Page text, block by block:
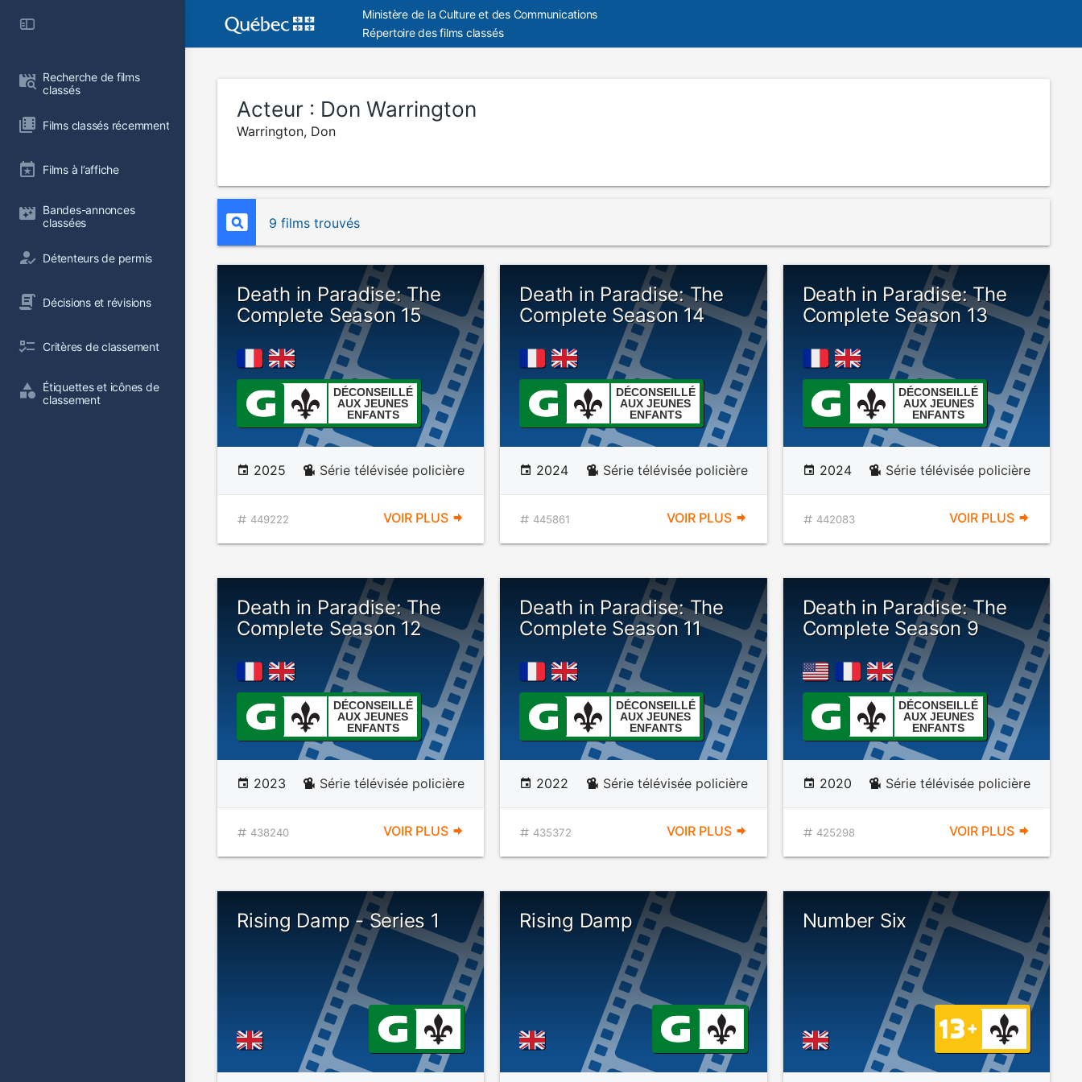
Recherche de films
classés
Films classés récemment
Films à l’affiche
Bandes-annonces
classées
Détenteurs de permis
Décisions et révisions
Critères de classement
Étiquettes et icônes de
classement
Ministère de la Culture et des Communications
Répertoire des films classés
Acteur : Don Warrington
Warrington, Don
9 films trouvés
Death in Paradise: The
Complete Season 15
DÉCONSEILLÉ
AUX JEUNES
ENFANTS
2025 Série télévisée policière
449222 VOIR PLUS
Death in Paradise: The
Complete Season 14
DÉCONSEILLÉ
AUX JEUNES
ENFANTS
2024 Série télévisée policière
445861 VOIR PLUS
Death in Paradise: The
Complete Season 13
DÉCONSEILLÉ
AUX JEUNES
ENFANTS
2024 Série télévisée policière
442083 VOIR PLUS
Death in Paradise: The
Complete Season 12
DÉCONSEILLÉ
AUX JEUNES
ENFANTS
2023 Série télévisée policière
438240 VOIR PLUS
Death in Paradise: The
Complete Season 11
DÉCONSEILLÉ
AUX JEUNES
ENFANTS
2022 Série télévisée policière
435372 VOIR PLUS
Death in Paradise: The
Complete Season 9
DÉCONSEILLÉ
AUX JEUNES
ENFANTS
2020 Série télévisée policière
425298 VOIR PLUS
Rising Damp - Series 1 Rising Damp Number Six